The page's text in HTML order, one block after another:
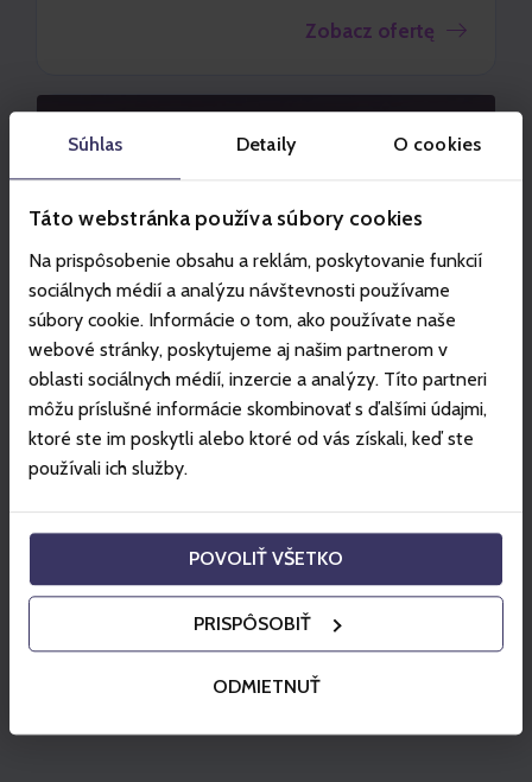
Súhlas Detaily O cookies
Táto webstránka používa súbory cookies
Na prispôsobenie obsahu a reklám, poskytovanie funkcií
sociálnych médií a analýzu návštevnosti používame
súbory cookie. Informácie o tom, ako používate naše
webové stránky, poskytujeme aj našim partnerom v
oblasti sociálnych médií, inzercie a analýzy. Títo partneri
môžu príslušné informácie skombinovať s ďalšími údajmi,
ktoré ste im poskytli alebo ktoré od vás získali, keď ste
používali ich služby.
POVOLIŤ VŠETKO
PRISPÔSOBIŤ
ODMIETNUŤ
Zobacz ofertę
JASNÁ
Magiczny Chopok
Odpocznij w kultowej Rotundzie Chopok, gdzie
skosztujesz wysokiej jakości gastronomii z
bezpośrednio z tarasu na wysokości ponad
Zobacz ofertę